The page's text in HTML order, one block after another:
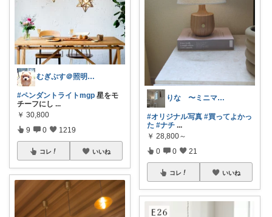
むぎぷす＠照明とインテリアと北欧食器
#ペンダントライトmgp 星をモ
チーフにし ...
￥ 30,800
9 0 1219
コレ いいね
りな 〜ミニマムで心地よい暮らし〜
#オリジナル写真 #買ってよかっ
た #ナチ ...
￥ 28,800～
0 0 21
コレ いいね